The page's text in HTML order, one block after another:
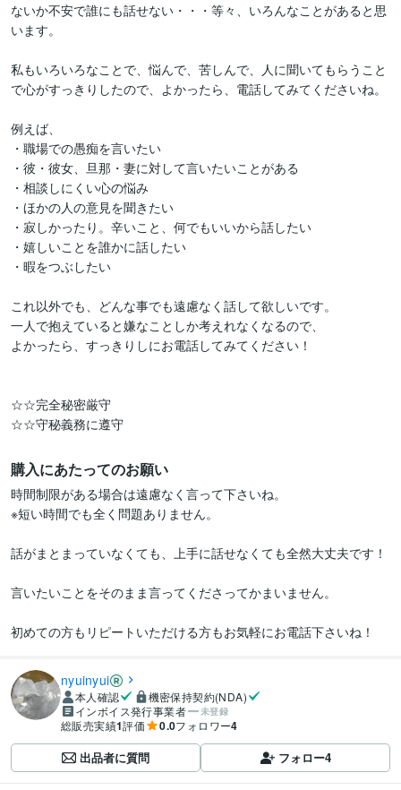
ないか不安で誰にも話せない・・・等々、いろんなことがあると思
います。
私もいろいろなことで、悩んで、苦しんで、人に聞いてもらうこと
で心がすっきりしたので、よかったら、電話してみてくださいね。
例えば、
・職場での愚痴を言いたい
・彼・彼女、旦那・妻に対して言いたいことがある
・相談しにくい心の悩み
・ほかの人の意見を聞きたい
・寂しかったり。辛いこと、何でもいいから話したい
・嬉しいことを誰かに話したい
・暇をつぶしたい
これ以外でも、どんな事でも遠慮なく話して欲しいです。
一人で抱えていると嫌なことしか考えれなくなるので、
よかったら、すっきりしにお電話してみてください！
☆☆完全秘密厳守
購入にあたってのお願い
時間制限がある場合は遠慮なく言って下さいね。
※短い時間でも全く問題ありません。
話がまとまっていなくても、上手に話せなくても全然大丈夫です！
言いたいことをそのまま言ってくださってかまいません。
初めての方もリピートいただける方もお気軽にお電話下さいね！
nyuinyui
本人確認
機密保持契約(NDA)
インボイス発行事業者
未登録
総販売実績1評価 0.0フォロワー4
出品者に質問 フォロー4